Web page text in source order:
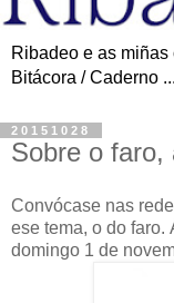
Ribadeo e as
Bitácora / Caderno
20151028
Sobre o faro,
Convócase nas
ese tema, o do faro.
domingo 1 de